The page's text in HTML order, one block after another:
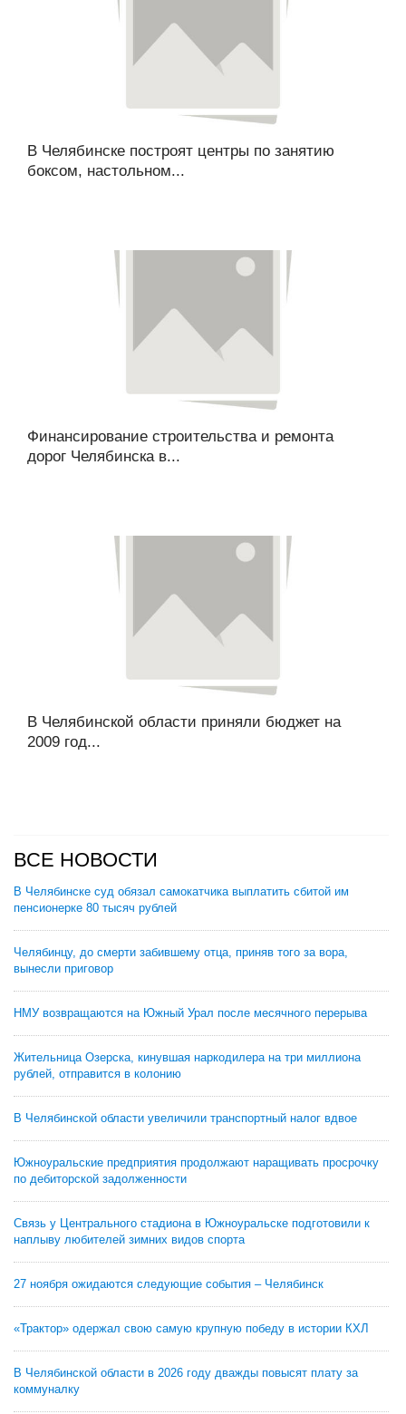
В Челябинске построят центры по занятию
боксом, настольном...
Финансирование строительства и ремонта
дорог Челябинска в...
В Челябинской области приняли бюджет на
2009 год...
ВСЕ НОВОСТИ
В Челябинске суд обязал самокатчика выплатить сбитой им
пенсионерке 80 тысяч рублей
Челябинцу, до смерти забившему отца, приняв того за вора,
вынесли приговор
НМУ возвращаются на Южный Урал после месячного перерыва
Жительница Озерска, кинувшая наркодилера на три миллиона
рублей, отправится в колонию
В Челябинской области увеличили транспортный налог вдвое
Южноуральские предприятия продолжают наращивать просрочку
по дебиторской задолженности
Связь у Центрального стадиона в Южноуральске подготовили к
наплыву любителей зимних видов спорта
27 ноября ожидаются следующие события – Челябинск
«Трактор» одержал свою самую крупную победу в истории КХЛ
В Челябинской области в 2026 году дважды повысят плату за
коммуналку